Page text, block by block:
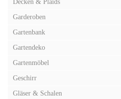
Decken & Plaids
Garderoben
Gartenbank
Gartendeko
Gartenmöbel
Geschirr
Gläser & Schalen